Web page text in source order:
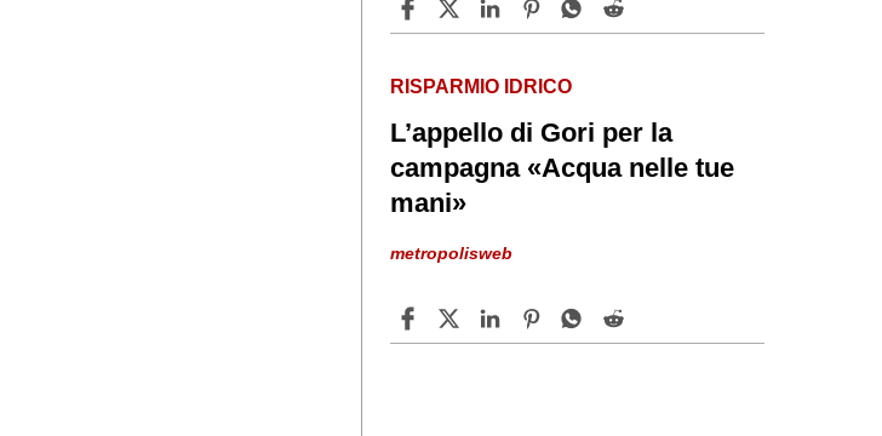
RISPARMIO IDRICO
L’appello di Gori per la
campagna «Acqua nelle tue
mani»
metropolisweb